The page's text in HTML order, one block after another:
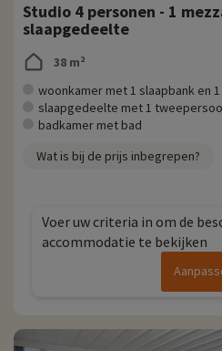
Studio 4 personen - 1
slaapgedeelte
38 m²
woonkamer met 1 slaapbank en
slaapgedeelte met 1
badkamer met bad
Wat is bij de prijs inbegrepen?
Voer uw criteria in om de
accommodatie te bekijken